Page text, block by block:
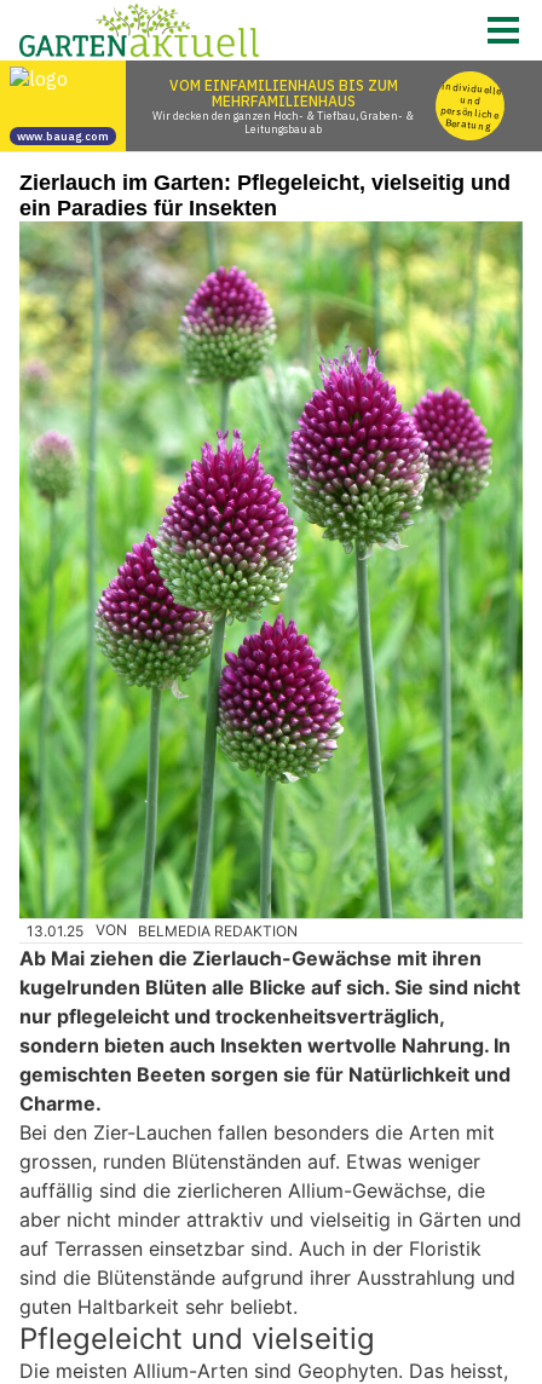
Zierlauch im Garten: Pflegeleicht, vielseitig und
ein Paradies für Insekten
13.01.25 VON BELMEDIA REDAKTION
Ab Mai ziehen die Zierlauch-Gewächse mit ihren
kugelrunden Blüten alle Blicke auf sich. Sie sind nicht
nur pflegeleicht und trockenheitsverträglich,
sondern bieten auch Insekten wertvolle Nahrung. In
gemischten Beeten sorgen sie für Natürlichkeit und
Charme.
Bei den Zier-Lauchen fallen besonders die Arten mit
grossen, runden Blütenständen auf. Etwas weniger
auffällig sind die zierlicheren Allium-Gewächse, die
aber nicht minder attraktiv und vielseitig in Gärten und
auf Terrassen einsetzbar sind. Auch in der Floristik
sind die Blütenstände aufgrund ihrer Ausstrahlung und
guten Haltbarkeit sehr beliebt.
Pflegeleicht und vielseitig
Die meisten Allium-Arten sind Geophyten. Das heisst,